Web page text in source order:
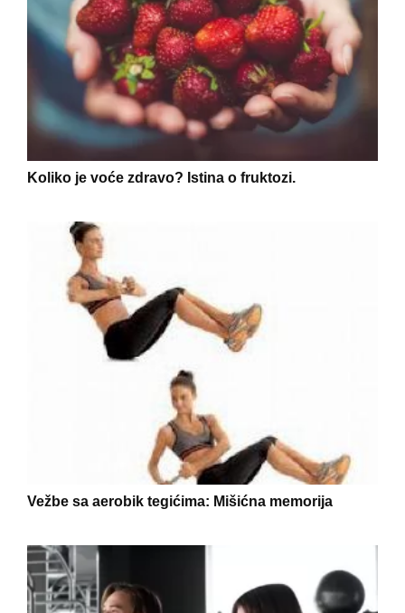
Koliko je voće zdravo? Istina o fruktozi.
Vežbe sa aerobik tegićima: Mišićna memorija